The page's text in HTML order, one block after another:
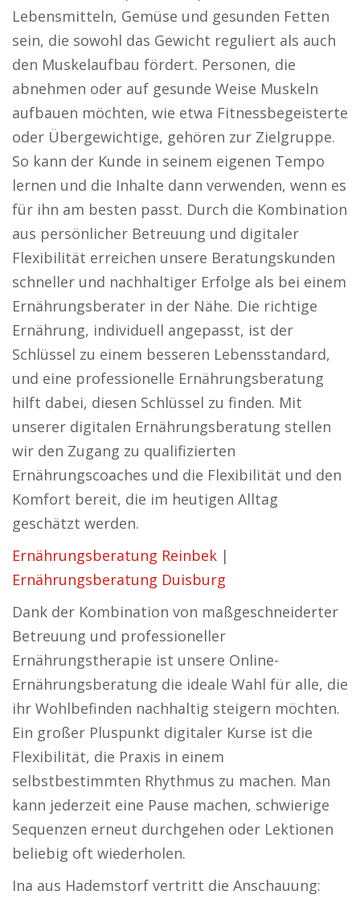
Lebensmitteln, Gemüse und gesunden Fetten
sein, die sowohl das Gewicht reguliert als auch
den Muskelaufbau fördert. Personen, die
abnehmen oder auf gesunde Weise Muskeln
aufbauen möchten, wie etwa Fitnessbegeisterte
oder Übergewichtige, gehören zur Zielgruppe.
So kann der Kunde in seinem eigenen Tempo
lernen und die Inhalte dann verwenden, wenn es
für ihn am besten passt. Durch die Kombination
aus persönlicher Betreuung und digitaler
Flexibilität erreichen unsere Beratungskunden
schneller und nachhaltiger Erfolge als bei einem
Ernährungsberater in der Nähe. Die richtige
Ernährung, individuell angepasst, ist der
Schlüssel zu einem besseren Lebensstandard,
und eine professionelle Ernährungsberatung
hilft dabei, diesen Schlüssel zu finden. Mit
unserer digitalen Ernährungsberatung stellen
wir den Zugang zu qualifizierten
Ernährungscoaches und die Flexibilität und den
Komfort bereit, die im heutigen Alltag
geschätzt werden.
Ernährungsberatung Reinbek |
Ernährungsberatung Duisburg
Dank der Kombination von maßgeschneiderter
Betreuung und professioneller
Ernährungstherapie ist unsere Online-
Ernährungsberatung die ideale Wahl für alle, die
ihr Wohlbefinden nachhaltig steigern möchten.
Ein großer Pluspunkt digitaler Kurse ist die
Flexibilität, die Praxis in einem
selbstbestimmten Rhythmus zu machen. Man
kann jederzeit eine Pause machen, schwierige
Sequenzen erneut durchgehen oder Lektionen
beliebig oft wiederholen.
Ina aus Hademstorf vertritt die Anschauung: